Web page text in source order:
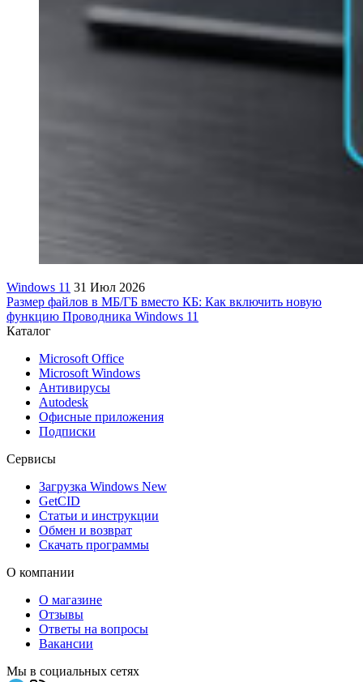
Windows 11 31 Июл 2026
Размер файлов в МБ/ГБ вместо КБ: Как включить новую
функцию Проводника Windows 11
Каталог
Microsoft Office
Microsoft Windows
Антивирусы
Autodesk
Офисные приложения
Подписки
Сервисы
Загрузка Windows New
GetCID
Статьи и инструкции
Обмен и возврат
Скачать программы
О компании
О магазине
Отзывы
Ответы на вопросы
Вакансии
Мы в социальных сетях